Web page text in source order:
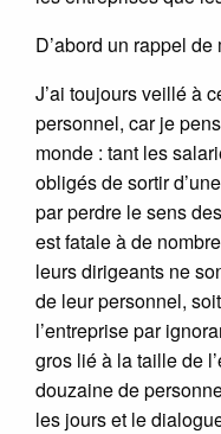
D’abord un rappel
J’ai toujours veillé à
personnel, car je
monde : tant les
obligés de sortir
par perdre le sens
est fatale à de
leurs dirigeants ne
de leur personnel,
l’entreprise par
gros lié à la taille de
douzaine de
les jours et le